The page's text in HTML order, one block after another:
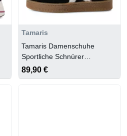
Tamaris
Tamaris Damenschuhe
Sportliche Schnürer
BLACK/FUR
89,90 €